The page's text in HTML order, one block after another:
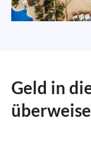
Geld in